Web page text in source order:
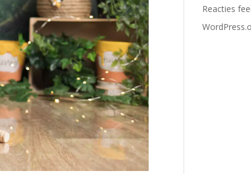
Reacties